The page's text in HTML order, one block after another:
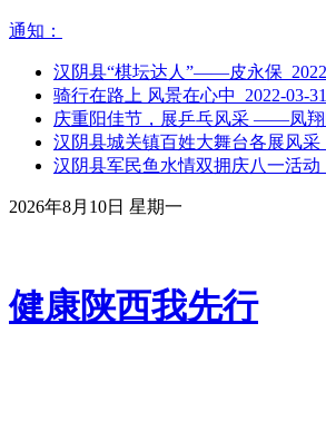
通知：
汉阴县“棋坛达人”——皮永保
骑行在路上 风景在心中 2022-03-31
庆重阳佳节，展乒乓风采 ——凤翔
汉阴县城关镇百姓大舞台各展风采
汉阴县军民鱼水情双拥庆八一活动
2026年8月10日 星期一
健康陕西我先行